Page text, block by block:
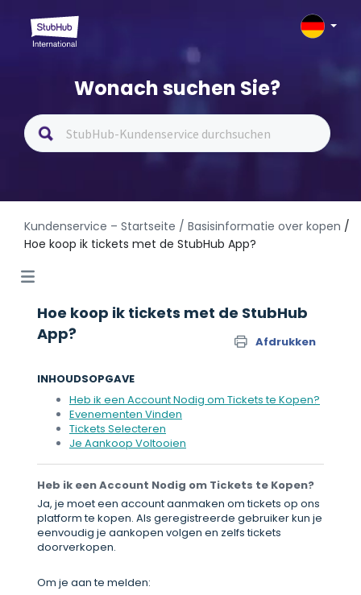
Wonach suchen Sie?
Kundenservice – Startseite / Basisinformatie over kopen /
Hoe koop ik tickets met de StubHub App?
Hoe koop ik tickets met de StubHub
App?
Afdrukken
INHOUDSOPGAVE
Heb ik een Account Nodig om Tickets te Kopen?
Evenementen Vinden
Tickets Selecteren
Je Aankoop Voltooien
Heb ik een Account Nodig om Tickets te Kopen?
Ja, je moet een account aanmaken om tickets op ons
platform te kopen. Als geregistreerde gebruiker kun je
eenvoudig je aankopen volgen en zelfs tickets
doorverkopen.
Om je aan te melden: